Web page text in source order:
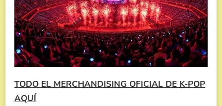
TODO EL MERCHANDISING OFICIAL DE K-POP
AQUÍ